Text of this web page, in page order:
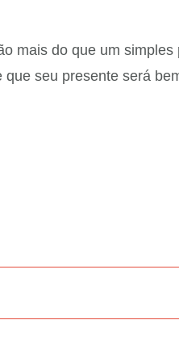
mais do que um
seu presente será